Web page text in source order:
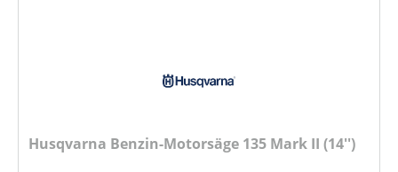
Husqvarna Benzin-Motorsäge 135 Mark II (14'')